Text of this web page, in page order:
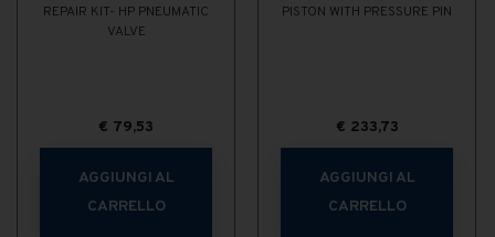
REPAIR KIT- HP PNEUMATIC
VALVE
€ 79,53
AGGIUNGI AL
CARRELLO
PISTON WITH PRESSURE PIN
€ 233,73
AGGIUNGI AL
CARRELLO